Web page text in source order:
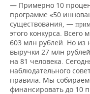
— Примерно 10
программе «50
существования, —
этого конкурса.
603 млн рублей. Но из
выручки 27 млн
на 81 человека.
наблюдательного
правила. Мы
финансировать до 10